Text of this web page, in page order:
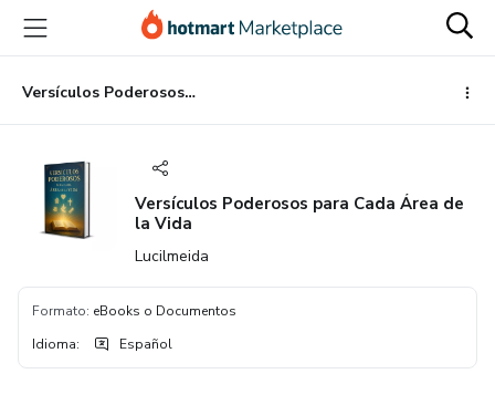
principal
página
de
página
Versículos Poderosos para Cada Área de la Vida
Versículos Poderosos para Cada Área de
la Vida
Lucilmeida
Formato: eBooks o Documentos
Idioma: Español